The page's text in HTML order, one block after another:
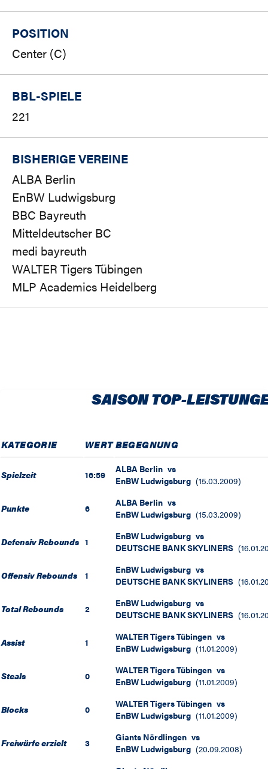
POSITION
Center (C)
BBL-SPIELE
221
BISHERIGE VEREINE
ALBA Berlin
EnBW Ludwigsburg
BBC Bayreuth
Mitteldeutscher BC
medi bayreuth
WALTER Tigers Tübingen
MLP Academics Heidelberg
SAISON TOP-
KATEGORIE WERTBEGEGNUNG
Spielzeit 16:59 ALBA Berlin vs
EnBW Ludwigsburg (15.03.2009)
Punkte 6 ALBA Berlin vs
EnBW Ludwigsburg (15.03.2009)
Defensiv Rebounds 1 EnBW Ludwigsburg vs
DEUTSCHE BANK SKYLINERS (
Offensiv Rebounds 1 EnBW Ludwigsburg vs
DEUTSCHE BANK SKYLINERS (
Total Rebounds 2 EnBW Ludwigsburg vs
DEUTSCHE BANK SKYLINERS (
Assist 1 WALTER Tigers Tübingen vs
EnBW Ludwigsburg (11.01.2009)
Steals 0 WALTER Tigers Tübingen vs
EnBW Ludwigsburg (11.01.2009)
Blocks 0 WALTER Tigers Tübingen vs
EnBW Ludwigsburg (11.01.2009)
Freiwürfe erzielt 3 Giants Nördlingen vs
EnBW Ludwigsburg (20.09.2008)